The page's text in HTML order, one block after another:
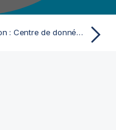
Région : Centre de données AWS Europe (Irlande)